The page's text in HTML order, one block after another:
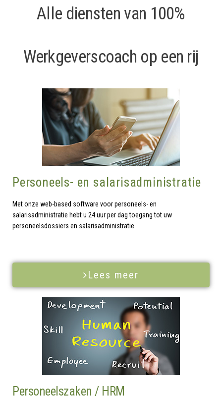
Alle diensten van 100%
Werkgeverscoach op een rij
Personeels- en salarisadministratie
Met onze web-based software voor personeels- en
salarisadministratie hebt u 24 uur per dag toegang tot uw
personeelsdossiers en salarisadministratie.
Lees meer
Personeelszaken / HRM